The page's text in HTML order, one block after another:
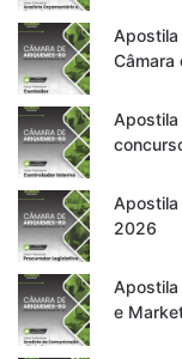
Apostila
Câmara
Apostila
Apostila
2026
Apostila
e